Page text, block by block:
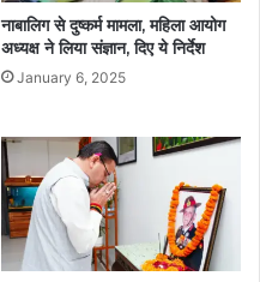
नाबालिग से दुष्कर्म मामला, महिला आयोग
अध्यक्ष ने लिया संज्ञान, दिए ये निर्देश
January 6, 2025